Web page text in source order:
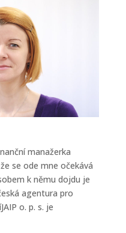
manažerka
se ode mne očekává
k němu dojdu je
agentura pro
o. p. s. je